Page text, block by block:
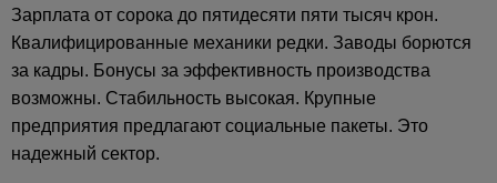
Зарплата от сорока до пятидесяти пяти тысяч крон.
Квалифицированные механики редки. Заводы борются
за кадры. Бонусы за эффективность производства
возможны. Стабильность высокая. Крупные
предприятия предлагают социальные пакеты. Это
надежный сектор.